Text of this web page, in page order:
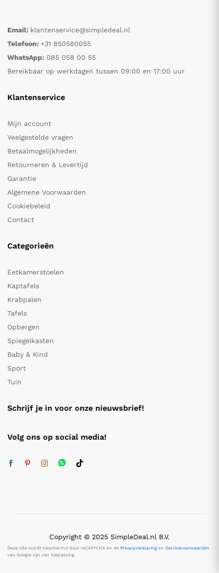
Email: klantenservice@simpledeal.nl
Telefoon: +31 850580055
WhatsApp: 085 058 00 55
Bereikbaar op werkdagen tussen 09:00 en 17:00 uur
Klantenservice
Mijn account
Veelgestelde vragen
Betaalmogelijkheden
Retourneren & Levertijd
Garantie
Algemene Voorwaarden
Cookiebeleid
Contact
Categorieën
Eetkamerstoelen
Kaptafels
Krabpalen
Tafels
Opbergen
Spiegelkasten
Baby & Kind
Sport
Tuin
Schrijf je in voor onze nieuwsbrief!
Volg ons op social media!
Copyright © 2025 SimpleDeal.nl B.V.
Deze site wordt beschermd door reCAPTCHA en de Privacyverklaring en Servicevoorwaarden
van Google zijn van toepassing.